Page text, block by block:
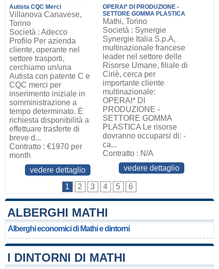
Autista CQC Merci
Villanova Canavese,
Torino
Società : Adecco
Profilo Per azienda
cliente, operante nel
settore trasporti,
cerchiamo un/una
Autista con patente C e
CQC merci per
inserimento iniziale in
somministrazione a
tempo determinato. È
richiesta disponibilità a
effettuare trasferte di
breve d...
Contratto : €1970 per
month
vedere dettaglio
OPERAI* DI PRODUZIONE -
SETTORE GOMMA PLASTICA
Mathi, Torino
Società : Synergie
Synergie Italia S.p.A,
multinazionale francese
leader nel settore delle
Risorse Umane, filiale di
Ciriè, cerca per
importante cliente
multinazionale:
OPERAI* DI
PRODUZIONE -
SETTORE GOMMA
PLASTICA Le risorse
dovranno occuparsi di: -
ca...
Contratto : N/A
vedere dettaglio
1 2 3 4 5 6
ALBERGHI MATHI
Alberghi economici di Mathi e dintorni
I DINTORNI DI MATHI